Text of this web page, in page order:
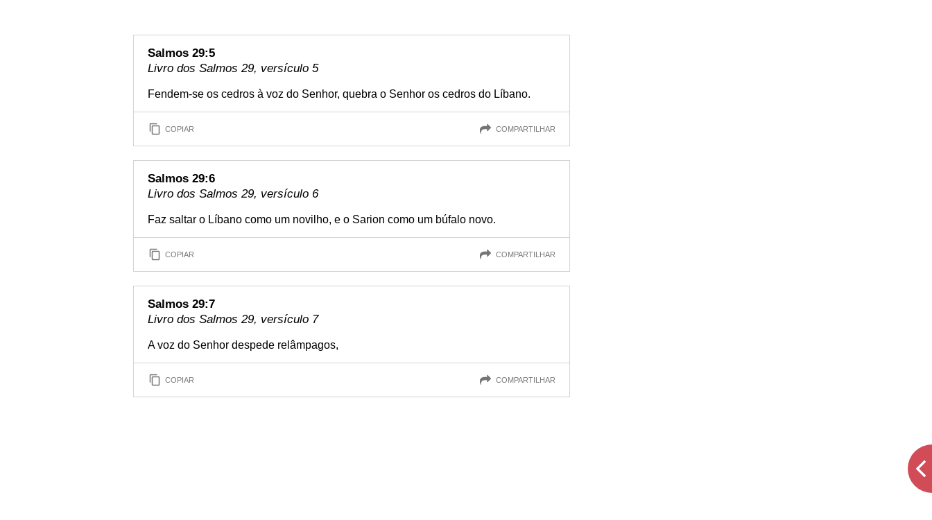
Salmos 29:5
Livro dos Salmos 29, versículo 5
Fendem-se os cedros à voz do Senhor, quebra o Senhor os cedros do Líbano.
COPIAR COMPARTILHAR
Salmos 29:6
Livro dos Salmos 29, versículo 6
Faz saltar o Líbano como um novilho, e o Sarion como um búfalo novo.
COPIAR COMPARTILHAR
Salmos 29:7
Livro dos Salmos 29, versículo 7
A voz do Senhor despede relâmpagos,
COPIAR COMPARTILHAR